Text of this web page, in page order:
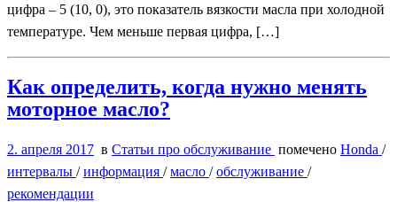
цифра – 5 (10, 0), это показатель вязкости масла при холодной
температуре. Чем меньше первая цифра, […]
Как определить, когда нужно менять
моторное масло?
2. апреля 2017 в Статьи про обслуживание помечено Honda /
интервалы /информация /масло /обслуживание /
рекомендации